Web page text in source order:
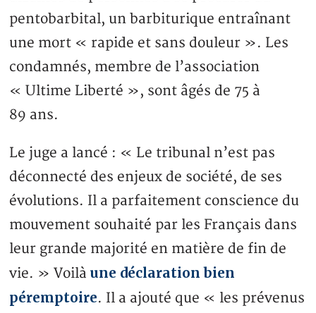
pentobarbital, un barbiturique entraînant
une mort « rapide et sans douleur ». Les
condamnés, membre de l’association
« Ultime Liberté », sont âgés de 75 à
89 ans.
Le juge a lancé : « Le tribunal n’est pas
déconnecté des enjeux de société, de ses
évolutions. Il a parfaitement conscience du
mouvement souhaité par les Français dans
leur grande majorité en matière de fin de
vie. » Voilàune déclaration bien
péremptoire. Il a ajouté que « les prévenus